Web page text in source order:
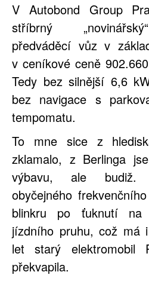
V Autobond Group
stříbrný
předváděcí vůz v
v ceníkové ceně
Tedy bez silnější 6,6
bez navigace s
tempomatu.
To mne sice z
zklamalo, z Berlinga
výbavu, ale budiž.
obyčejného
blinkru po ťuknutí
jízdního pruhu, což má
let starý elektromobil
překvapila.